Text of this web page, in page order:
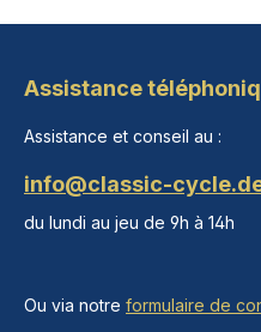
Assistance
Assistance et conseil au :
info@classic-
du lundi au jeu de 9h à 14h
Ou via notre formulaire de